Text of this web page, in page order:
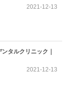
2021-12-13
タルクリニック｜
2021-12-13